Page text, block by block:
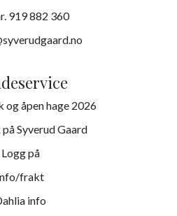
919 882 360
og åpen hage 2026
Syverud Gaard
Logg på
frakt
info